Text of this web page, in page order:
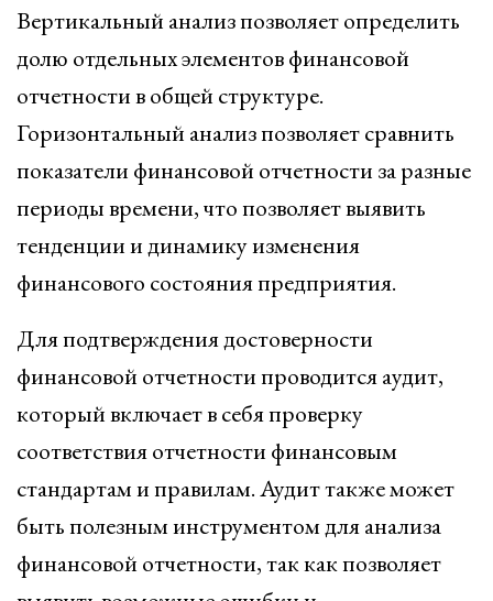
Вертикальный анализ позволяет определить
долю отдельных элементов финансовой
отчетности в общей структуре.
Горизонтальный анализ позволяет сравнить
показатели финансовой отчетности за разные
периоды времени, что позволяет выявить
тенденции и динамику изменения
финансового состояния предприятия.
Для подтверждения достоверности
финансовой отчетности проводится аудит,
который включает в себя проверку
соответствия отчетности финансовым
стандартам и правилам. Аудит также может
быть полезным инструментом для анализа
финансовой отчетности, так как позволяет